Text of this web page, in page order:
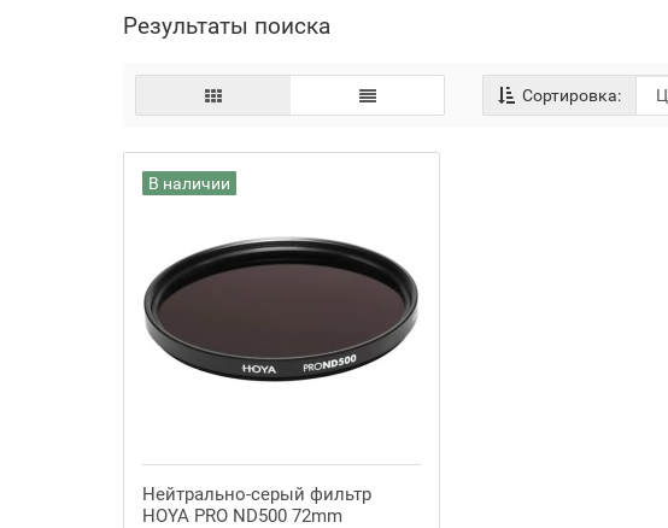
Результаты поиска
Сортировка:
В наличии
Нейтрально-серый фильтр
HOYA PRO ND500 72mm